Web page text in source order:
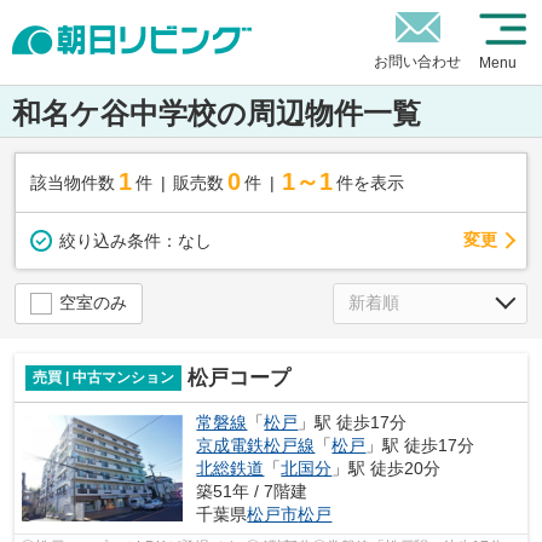
お問い合わせ Menu
和名ケ谷中学校の周辺物件一覧
該当物件数 1件 販売数 0 件 1～1 件を表示
絞り込み条件： なし 変更
空室のみ
売買 | 中古マンション 松戸コープ
常磐線 「松戸 」駅 徒歩17分
京成電鉄松戸線 「松戸 」駅 徒歩17分
北総鉄道 「北国分 」駅 徒歩20分
築51年 / 7階建
千葉県松戸市松戸